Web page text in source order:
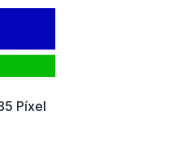
Píxel